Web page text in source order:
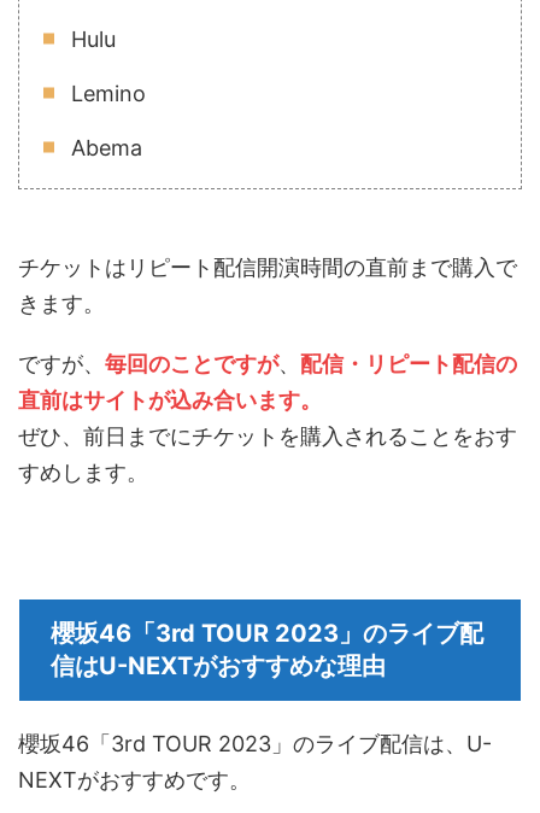
Hulu
Lemino
Abema
チケットはリピート配信開演時間の直前まで購入で
きます。
ですが、 毎回のことですが、 配信・リピート配信の
直前はサイトが込み合います。
ぜひ、前日までにチケットを購入されることをおす
すめします。
櫻坂46「3rd TOUR 2023」のライブ配
信はU-NEXTがおすすめな理由
櫻坂46「3rd TOUR 2023」のライブ配信は、U-
NEXTがおすすめです。